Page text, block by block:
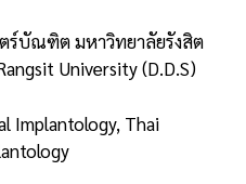
ร์บัณฑิต มหาวิทยาลัยรังสิต
University (D.D.S)
Implantology, Thai